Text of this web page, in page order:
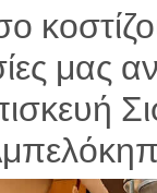
μας